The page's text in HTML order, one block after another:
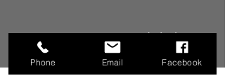
1982 Naissance à Anderlecht
Phone Email Facebook